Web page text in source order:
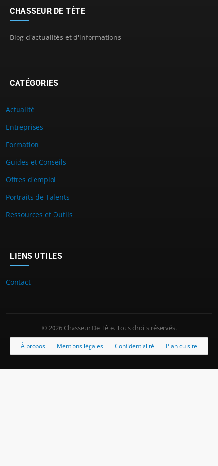
CHASSEUR DE TÊTE
Blog d'actualités et d'informations
CATÉGORIES
Actualité
Entreprises
Formation
Guides et Conseils
Offres d'emploi
Portraits de Talents
Ressources et Outils
LIENS UTILES
Contact
© 2026 Chasseur De Tête. Tous droits réservés.
À propos Mentions légales Confidentialité Plan du site